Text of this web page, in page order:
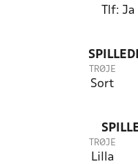
Tlf:
TRØJE
Sort
TRØJE
Lilla